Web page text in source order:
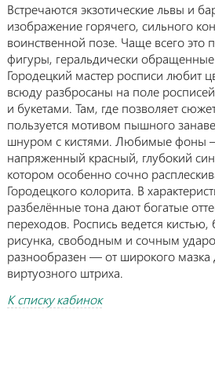
Встречаются экзотические львы и
изображение горячего, сильного
воинственной позе. Чаще всего это
фигуры, геральдически обращенные
Городецкий мастер росписи любит
всюду разбросаны на поле
и букетами. Там, где позволяет
пользуется мотивом пышного
шнуром с кистями. Любимые фоны
напряженный красный, глубокий
котором особенно сочно
Городецкого колорита. В
разбелённые тона дают богатые
переходов. Роспись ведется
рисунка, свободным и сочным
разнообразен — от широкого
виртуозного штриха.
К списку кабинок